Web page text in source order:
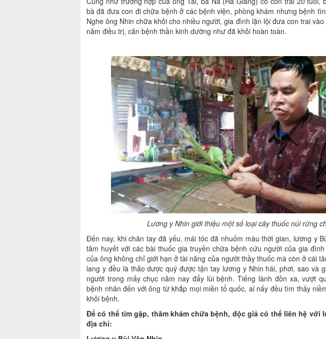
bà đã đưa con đi chữa bệnh ở các bệnh viện, phòng khám nhưng bệnh
Nghe ông Nhin chữa khỏi cho nhiều người, gia đình lặn lội đưa con trai
năm điều trị, căn bệnh thần kinh dường như đã khỏi hoàn toàn.
Lương y Nhin giới thiệu một số loại cây thuốc núi rừng
Đến nay, khi chân tay đã yếu, mái tóc đã nhuốm màu thời gian, lương y
tâm huyết với các bài thuốc gia truyền chữa bệnh cứu người của gia
của ông không chỉ giới hạn ở tài năng của người thầy thuốc mà còn ở cái
lang y đều là thảo dược quý được tận tay lương y Nhin hái, phơi, sao và
người trong mấy chục năm nay đẩy lùi bệnh. Tiếng lành đồn xa, vượt
bệnh nhân đến với ông từ khắp mọi miền tổ quốc, ai nấy đều tìm thấy
khỏi bệnh.
Để có thể tìm gặp, thăm khám chữa bệnh, độc giả có thể liên hệ với
địa chỉ: